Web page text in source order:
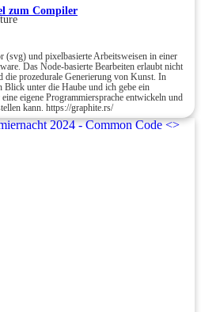
zum Compiler
(svg) und pixelbasierte Arbeitsweisen in einer
Das Node-basierte Bearbeiten erlaubt nicht
die prozedurale Generierung von Kunst. In
Blick unter die Haube und ich gebe ein
eigene Programmiersprache entwickeln und
kann. https://graphite.rs/